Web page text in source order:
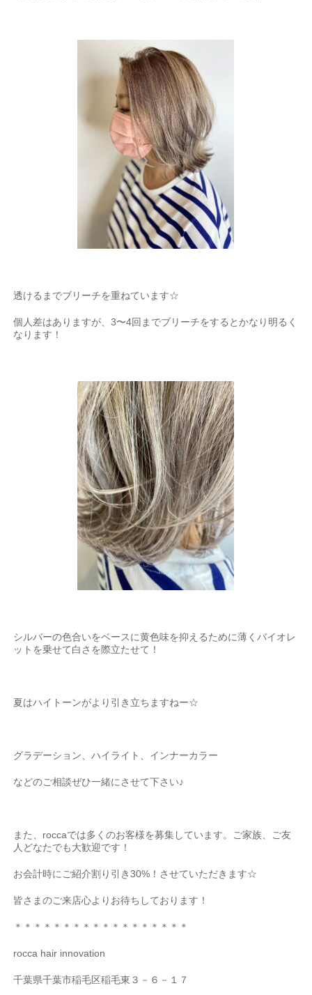
透けるまでブリーチを重ねています☆
個人差はありますが、3〜4回までブリーチをするとかなり明るく
なります！
シルバーの色合いをベースに黄色味を抑えるために薄くバイオレ
ットを乗せて白さを際立たせて！
夏はハイトーンがより引き立ちますねー☆
グラデーション、ハイライト、インナーカラー
などのご相談ぜひ一緒にさせて下さい♪
また、 roccaでは多くのお客様を募集しています。ご家族、ご友
人どなたでも大歓迎です！
お会計時にご紹介割り引き30% ！させていただきます☆
皆さまのご来店心よりお待ちしております！
＊＊＊＊＊＊＊＊＊＊＊＊＊＊＊＊＊＊
rocca hair innovation
千葉県千葉市稲毛区稲毛東３－６－１７